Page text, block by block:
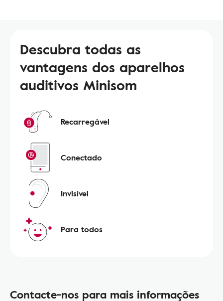
Descubra todas as
vantagens dos aparelhos
auditivos Minisom
Recarregável
Conectado
Invisível
Para todos
Contacte-nos para mais informações